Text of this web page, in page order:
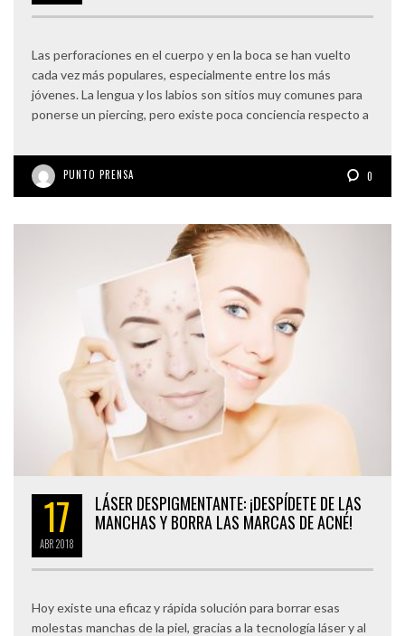
Las perforaciones en el cuerpo y en la boca se han vuelto
cada vez más populares, especialmente entre los más
jóvenes. La lengua y los labios son sitios muy comunes para
ponerse un piercing, pero existe poca conciencia respecto a
PUNTO PRENSA 0
17
ABR2018
LÁSER DESPIGMENTANTE: ¡DESPÍDETE DE LAS
MANCHAS Y BORRA LAS MARCAS DE ACNÉ!
Hoy existe una eficaz y rápida solución para borrar esas
molestas manchas de la piel, gracias a la tecnología láser y al